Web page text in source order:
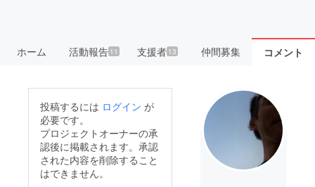
ホーム 活動報告11 支援者 13 仲間募集 コメント
投稿するには ログイン が
必要です。
プロジェクトオーナーの承
認後に掲載されます。承認
された内容を削除すること
はできません。